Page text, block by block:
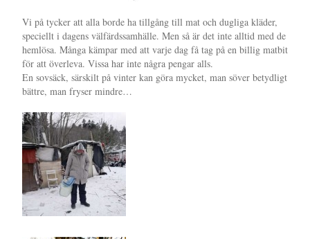
Vi på tycker att alla borde ha tillgång till mat och dugliga kläder,
speciellt i dagens välfärdssamhälle. Men så är det inte alltid med de
hemlösa. Många kämpar med att varje dag få tag på en billig matbit
för att överleva. Vissa har inte några pengar alls.
En sovsäck, särskilt på vinter kan göra mycket, man söver betydligt
bättre, man fryser mindre…